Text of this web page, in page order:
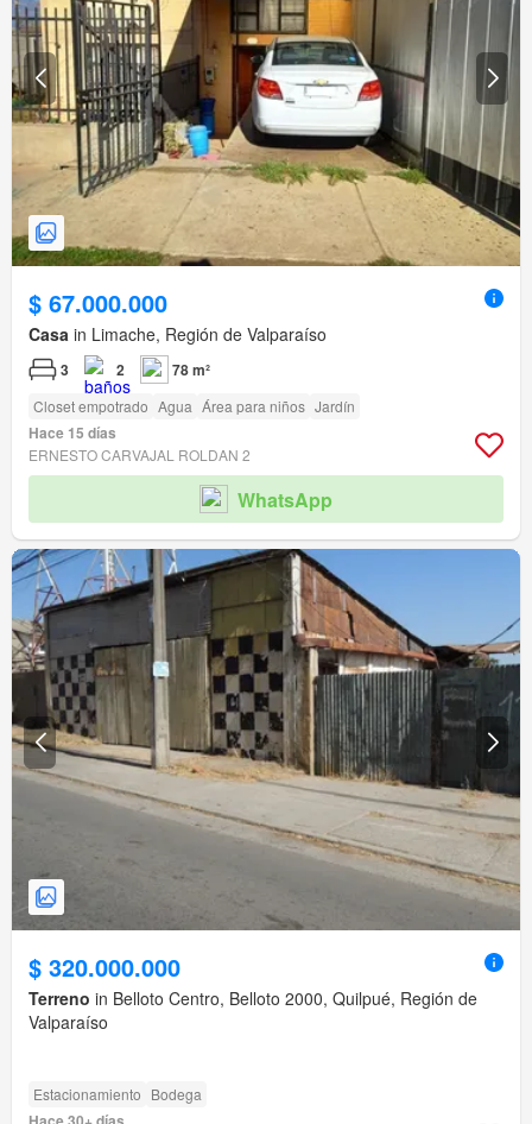
$ 67.000.000
Casa in Limache, Región de Valparaíso
3 2 78 m²
Closet empotrado Agua Área para niños Jardín
Hace 15 días
ERNESTO CARVAJAL ROLDAN 2
WhatsApp
$ 320.000.000
Terreno in Belloto Centro, Belloto 2000, Quilpué, Región de
Valparaíso
Estacionamiento Bodega